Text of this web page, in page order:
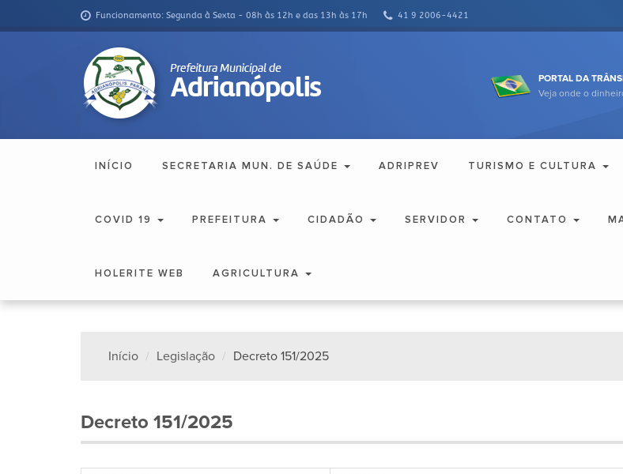
Funcionamento: Segunda à Sexta - 08h às 12h e das 13h às 17h 41 9 2006-4421
PORTAL DA
Veja onde o
INÍCIO SECRETARIA MUN. DE SAÚDE ADRIPREV TURISMO E CULTURA
COVID 19 PREFEITURA CIDADÃO SERVIDOR CONTATO
HOLERITE WEB AGRICULTURA
Início Legislação Decreto 151/2025
Decreto 151/2025